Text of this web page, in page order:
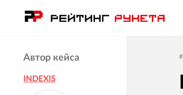
Автор кейса
INDEXIS
#